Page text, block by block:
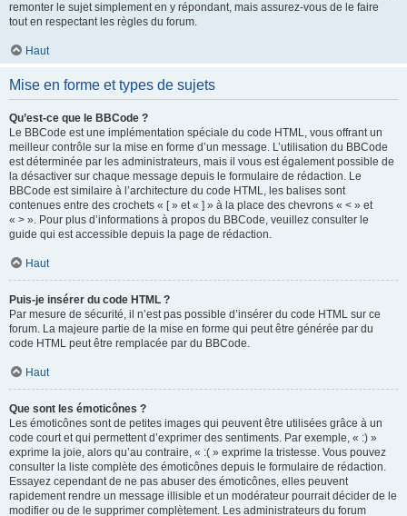
remonter le sujet simplement en y répondant, mais assurez-vous de le faire
tout en respectant les règles du forum.
Haut
Mise en forme et types de sujets
Qu’est-ce que le BBCode ?
Le BBCode est une implémentation spéciale du code HTML, vous offrant un
meilleur contrôle sur la mise en forme d’un message. L’utilisation du BBCode
est déterminée par les administrateurs, mais il vous est également possible de
la désactiver sur chaque message depuis le formulaire de rédaction. Le
BBCode est similaire à l’architecture du code HTML, les balises sont
contenues entre des crochets « [ » et « ] » à la place des chevrons « < » et
« > ». Pour plus d’informations à propos du BBCode, veuillez consulter le
guide qui est accessible depuis la page de rédaction.
Haut
Puis-je insérer du code HTML ?
Par mesure de sécurité, il n’est pas possible d’insérer du code HTML sur ce
forum. La majeure partie de la mise en forme qui peut être générée par du
code HTML peut être remplacée par du BBCode.
Haut
Que sont les émoticônes ?
Les émoticônes sont de petites images qui peuvent être utilisées grâce à un
code court et qui permettent d’exprimer des sentiments. Par exemple, « :) »
exprime la joie, alors qu’au contraire, « :( » exprime la tristesse. Vous pouvez
consulter la liste complète des émoticônes depuis le formulaire de rédaction.
Essayez cependant de ne pas abuser des émoticônes, elles peuvent
rapidement rendre un message illisible et un modérateur pourrait décider de le
modifier ou de le supprimer complètement. Les administrateurs du forum